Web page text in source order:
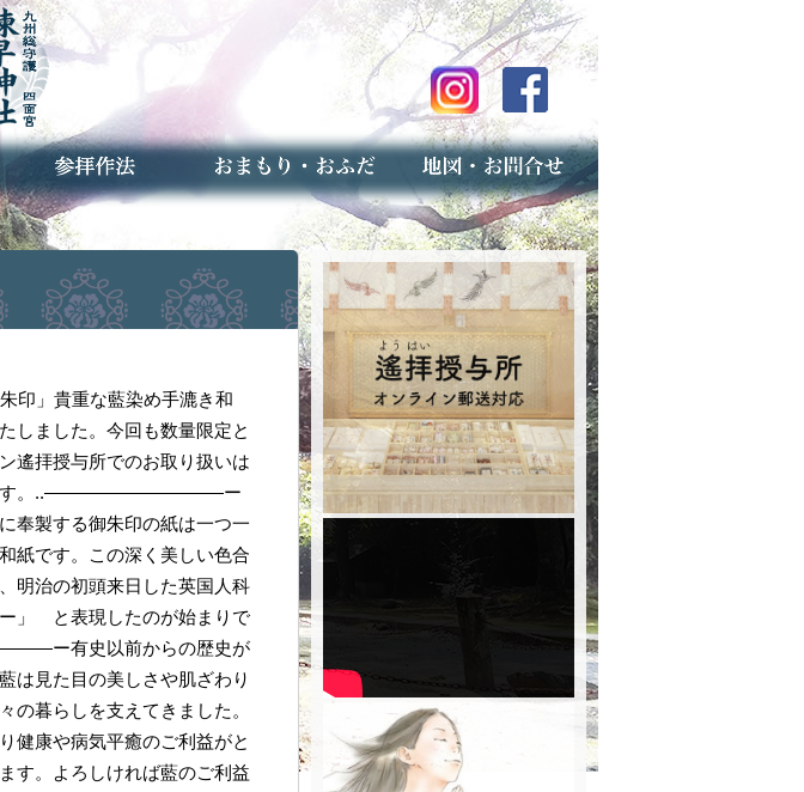
神社とは
お参りの作法 授与品のご案内
お焚き上げ（古いお守りのお取り扱い）
アクセスマップ
予約者専用フォーム（事前受付）
印」貴重な藍染め手漉き和
しました。今回も数量限定と
遙拝授与所でのお取り扱いは
います。..――――――――――ー
する御朱印の紙は一つ一
紙です。この深く美しい色合
明治の初頭来日した英国人科
」 と表現したのが始まりで
有史以前からの歴史が
は見た目の美しさや肌ざわり
の暮らしを支えてきました。
健康や病気平癒のご利益がと
す。よろしければ藍のご利益